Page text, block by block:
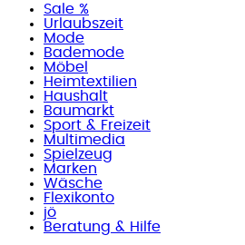
Sale %
Urlaubszeit
Mode
Bademode
Möbel
Heimtextilien
Haushalt
Baumarkt
Sport & Freizeit
Multimedia
Spielzeug
Marken
Wäsche
Flexikonto
jö
Beratung & Hilfe